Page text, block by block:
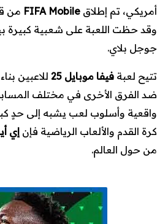
أمريكي، تم إطلاق FIFA Mobile
وقد
جوجل بلاي.
تتيح لعبة فيفا موبايل 25 للاعبين
ضد الفرق الأخرى في مختلف
واقعية وأسلوب لعب يشبه إلى حدٍ
كرة القدم والألعاب الرياضية فإن إي
من حول العالم.